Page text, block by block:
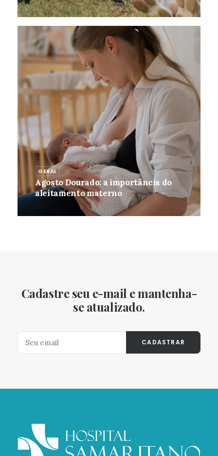
GERAL
Agosto Dourado: a importância do
aleitamento materno
Cadastre seu e-mail e mantenha-
se atualizado.